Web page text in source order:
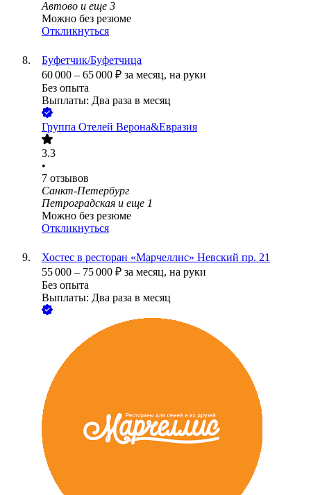
Автово и еще 3
Можно без резюме
Откликнуться
Буфетчик/Буфетчица
60 000 – 65 000 ₽ за месяц, на руки
Без опыта
Выплаты: Два раза в месяц
Группа Отелей Верона&Евразия
3.3
•
7 отзывов
Санкт-Петербург
Петроградская и еще 1
Можно без резюме
Откликнуться
Хостес в ресторан «Марчеллис» Невский пр. 21
55 000 – 75 000 ₽ за месяц, на руки
Без опыта
Выплаты: Два раза в месяц